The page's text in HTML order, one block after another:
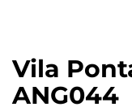
Vila
ANG044